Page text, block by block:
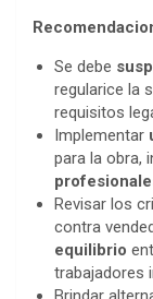
Se debe
regularice la
requisitos
Implementar
para la obra,
Revisar los
contra
equilibrio
trabajadores